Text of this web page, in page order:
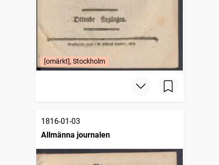
[omärkt], Stockholm
1816-01-03
Allmänna journalen